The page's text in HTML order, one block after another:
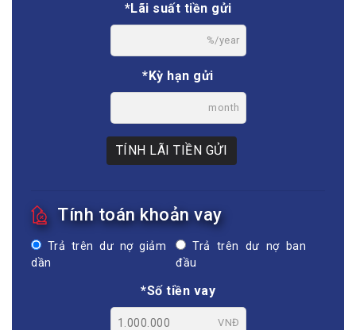
*Lãi suất tiền gửi
%/year
*Kỳ hạn gửi
month
TÍNH LÃI TIỀN GỬI
Tính toán khoản vay
Trả trên dư nợ giảm
dần
Trả trên dư nợ ban
đầu
*Số tiền vay
VNĐ